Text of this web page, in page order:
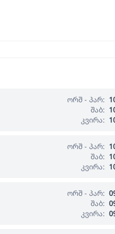
ორშ - პარ:
შაბ:
კვირა:
ორშ - პარ:
შაბ:
კვირა:
ორშ - პარ:
შაბ:
კვირა: